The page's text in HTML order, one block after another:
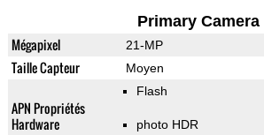
Primary Camera
Mégapixel 21-MP
Taille Capteur Moyen
APN Propriétés
Hardware
Flash
photo HDR